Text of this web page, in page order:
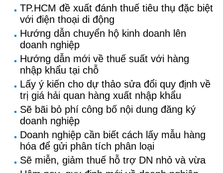
TP.HCM đề xuất đánh thuế tiêu thụ đặc biệt
với điện thoại di động
Hướng dẫn chuyển hộ kinh doanh lên
doanh nghiệp
Hướng dẫn mới về thuế suất với hàng
nhập khẩu tại chỗ
Lấy ý kiến cho dự thảo sửa đổi quy định về
trị giá hải quan hàng xuất nhập khẩu
Sẽ bãi bỏ phí công bố nội dung đăng ký
doanh nghiệp
Doanh nghiệp cần biết cách lấy mẫu hàng
hóa để gửi phân tích phân loại
Sẽ miễn, giảm thuế hỗ trợ DN nhỏ và vừa